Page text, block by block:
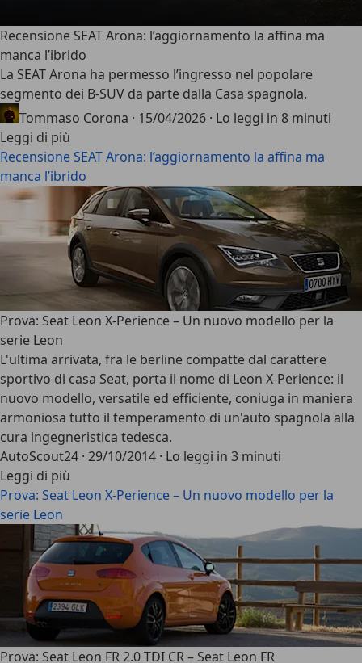
Recensione SEAT Arona: l’aggiornamento la affina ma
manca l’ibrido
La SEAT Arona ha permesso l’ingresso nel popolare
segmento dei B-SUV da parte dalla Casa spagnola.
Tommaso Corona · 15/04/2026 · Lo leggi in 8 minuti
Leggi di più
Recensione SEAT Arona: l’aggiornamento la affina ma
manca l’ibrido
Prova: Seat Leon X-Perience – Un nuovo modello per la
serie Leon
L'ultima arrivata, fra le berline compatte dal carattere
sportivo di casa Seat, porta il nome di Leon X-Perience: il
nuovo modello, versatile ed efficiente, coniuga in maniera
armoniosa tutto il temperamento di un'auto spagnola alla
cura ingegneristica tedesca.
AutoScout24 · 29/10/2014 · Lo leggi in 3 minuti
Leggi di più
Prova: Seat Leon X-Perience – Un nuovo modello per la
serie Leon
Prova: Seat Leon FR 2.0 TDI CR – Seat Leon FR